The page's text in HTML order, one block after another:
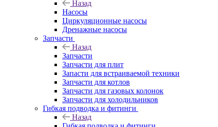
Назад
Насосы
Циркуляционные насосы
Дренажные насосы
Запчасти
Назад
Запчасти
Запчасти для плит
Запасти для встраиваемой техники
Запчасти для котлов
Запчасти для газовых колонок
Запчасти для холодильников
Гибкая подводка и фитинги
Назад